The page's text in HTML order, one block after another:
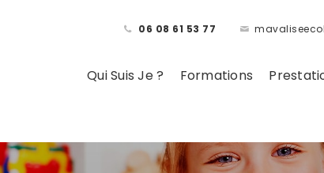
06 08 61 53 77
Qui Suis Je ? Formations